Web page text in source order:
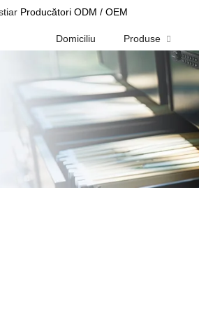
Producători ODM / OEM
Domiciliu Produse